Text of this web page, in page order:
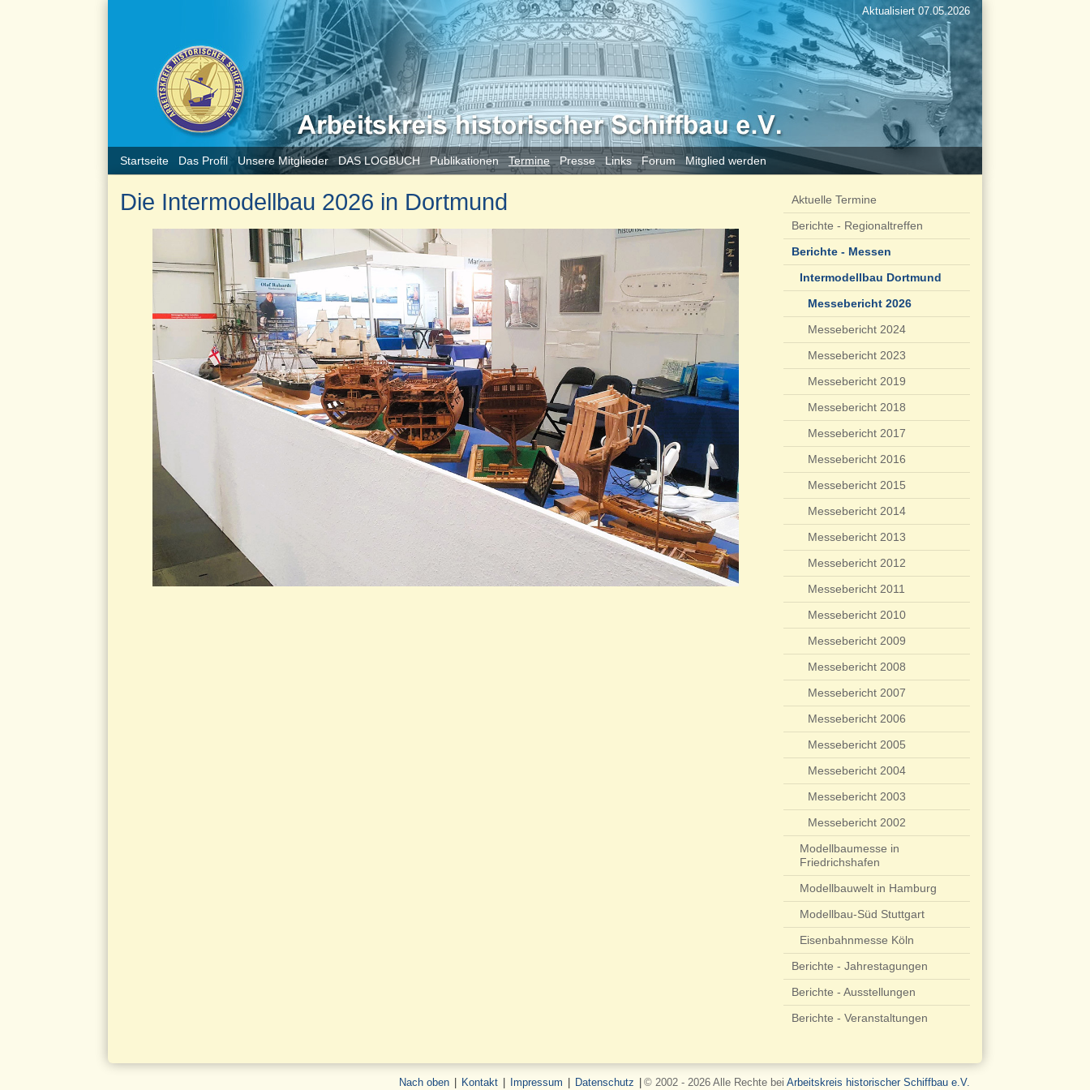
Startseite Das Profil Unsere Mitglieder DAS LOGBUCH Publikationen Termine Presse Links Forum Mitglied werden
Aktualisiert 07.05.2026
Die Intermodellbau 2026 in Dortmund
Aktuelle Termine
Berichte - Regionaltreffen
Berichte - Messen
Intermodellbau Dortmund
Messebericht 2026
Messebericht 2024
Messebericht 2023
Messebericht 2019
Messebericht 2018
Messebericht 2017
Messebericht 2016
Messebericht 2015
Messebericht 2014
Messebericht 2013
Messebericht 2012
Messebericht 2011
Messebericht 2010
Messebericht 2009
Messebericht 2008
Messebericht 2007
Messebericht 2006
Messebericht 2005
Messebericht 2004
Messebericht 2003
Messebericht 2002
Modellbaumesse in
Friedrichshafen
Modellbauwelt in Hamburg
Modellbau-Süd Stuttgart
Eisenbahnmesse Köln
Berichte - Jahrestagungen
Berichte - Ausstellungen
Berichte - Veranstaltungen
Nach oben Kontakt Impressum Datenschutz © 2002 - 2026 Alle Rechte bei Arbeitskreis historischer Schiffbau e.V.